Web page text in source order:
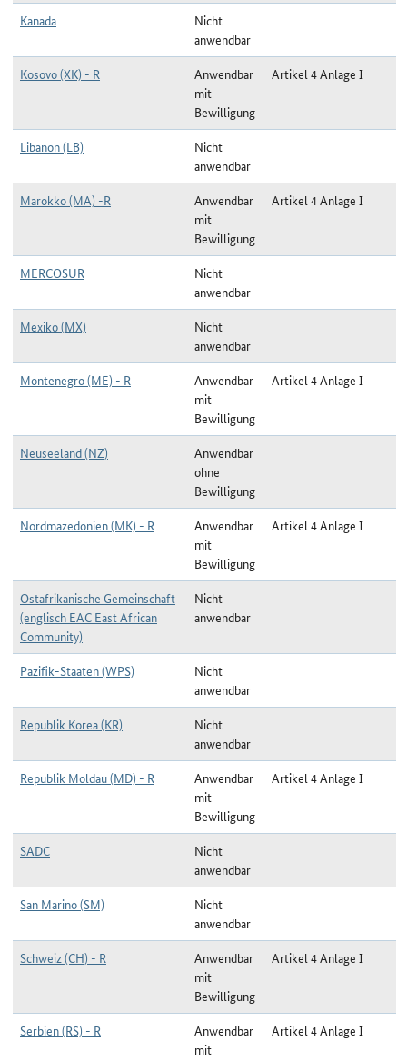
Kanada
Nicht
anwendbar
Kosovo (XK) - R
Anwendbar
mit
Bewilligung
Artikel 4 Anlage I
Libanon (LB)
Nicht
anwendbar
Marokko (MA) -R
Anwendbar
mit
Bewilligung
Artikel 4 Anlage I
MERCOSUR
Nicht
anwendbar
Mexiko (MX)
Nicht
anwendbar
Montenegro (ME) - R
Anwendbar
mit
Bewilligung
Artikel 4 Anlage I
Neuseeland (NZ)
Anwendbar
ohne
Bewilligung
Nordmazedonien (MK) - R
Anwendbar
mit
Bewilligung
Artikel 4 Anlage I
Ostafrikanische Gemeinschaft
(englisch EAC East African
Community)
Nicht
anwendbar
Pazifik-Staaten (WPS)
Nicht
anwendbar
Republik Korea (KR)
Nicht
anwendbar
Republik Moldau (MD) - R
Anwendbar
mit
Bewilligung
Artikel 4 Anlage I
SADC
Nicht
anwendbar
San Marino (SM)
Nicht
anwendbar
Schweiz (CH) - R
Anwendbar
mit
Bewilligung
Artikel 4 Anlage I
Serbien (RS) - R
Anwendbar
mit
Artikel 4 Anlage I